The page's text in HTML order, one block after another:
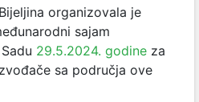
organizovala je
sajam
29.5.2024. godine za
sa područja ove